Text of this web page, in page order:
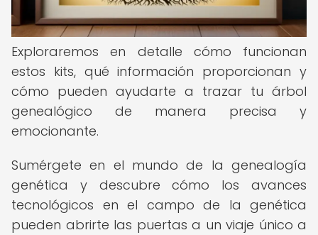
Exploraremos en detalle cómo funcionan
estos kits, qué información proporcionan y
cómo pueden ayudarte a trazar tu árbol
genealógico de manera precisa y
emocionante.
Sumérgete en el mundo de la genealogía
genética y descubre cómo los avances
tecnológicos en el campo de la genética
pueden abrirte las puertas a un viaje único a